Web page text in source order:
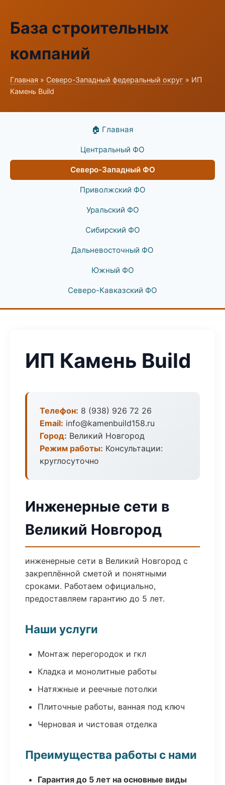
База строительных
компаний
Главная » Северо-Западный федеральный округ » ИП
Камень Build
🏠 Главная
Центральный ФО
Северо-Западный ФО
Приволжский ФО
Уральский ФО
Сибирский ФО
Дальневосточный ФО
Южный ФО
Северо-Кавказский ФО
ИП Камень Build
Телефон: 8 (938) 926 72 26
Email: info@kamenbuild158.ru
Город: Великий Новгород
Режим работы: Консультации:
круглосуточно
Инженерные сети в
Великий Новгород
инженерные сети в Великий Новгород с
закреплённой сметой и понятными
сроками. Работаем официально,
предоставляем гарантию до 5 лет.
Наши услуги
Монтаж перегородок и гкл
Кладка и монолитные работы
Натяжные и реечные потолки
Плиточные работы, ванная под ключ
Черновая и чистовая отделка
Преимущества работы с нами
Гарантия до 5 лет на основные виды